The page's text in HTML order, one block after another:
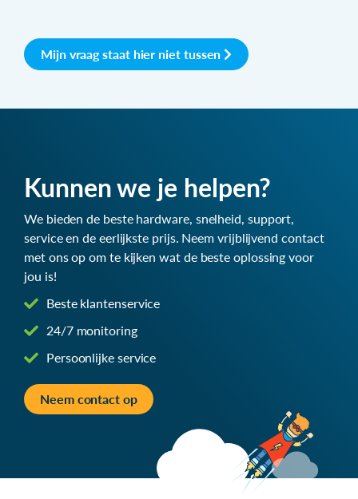
Mijn vraag staat hier niet tussen
Kunnen we je helpen?
We bieden de beste hardware, snelheid, support,
service en de eerlijkste prijs. Neem vrijblijvend contact
met ons op om te kijken wat de beste oplossing voor
jou is!
Beste klantenservice
24/7 monitoring
Persoonlijke service
Neem contact op